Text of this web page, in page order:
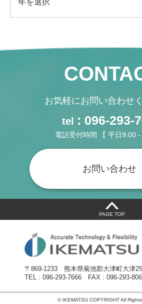
お気軽にお問い合わせ
tel : 096-293-
電話受付時間 【 平日9:00 -
お問い合わせ
PAGE TOP
〒869-1233
熊本県菊池郡大津町大津
TEL : 096-293-7666
FAX : 096-293-
© IKEMATSU COPYRIGHT All